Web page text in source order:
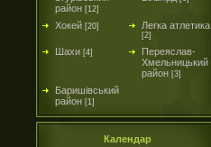
район [12]
Хокей [20] Легка атлетика
[2]
Шахи [4]
Переяслав-
Хмельницький
район [3]
Баришівський
район [1]
Календар